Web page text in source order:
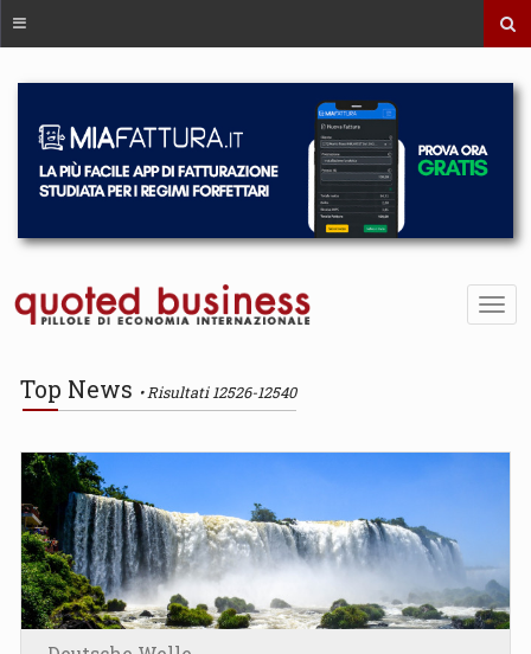
Top News Risultati 12526-12540